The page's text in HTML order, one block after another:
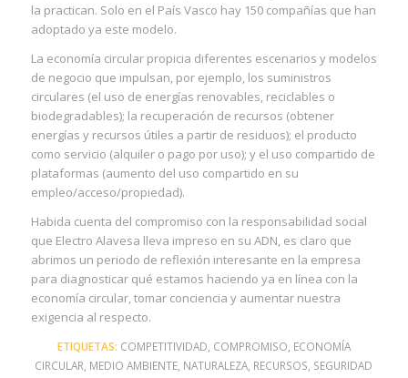
la practican. Solo en el País Vasco hay 150 compañías que han
adoptado ya este modelo.
La economía circular propicia diferentes escenarios y modelos
de negocio que impulsan, por ejemplo, los suministros
circulares (el uso de energías renovables, reciclables o
biodegradables); la recuperación de recursos (obtener
energías y recursos útiles a partir de residuos); el producto
como servicio (alquiler o pago por uso); y el uso compartido de
plataformas (aumento del uso compartido en su
empleo/acceso/propiedad).
Habida cuenta del compromiso con la responsabilidad social
que Electro Alavesa lleva impreso en su ADN, es claro que
abrimos un periodo de reflexión interesante en la empresa
para diagnosticar qué estamos haciendo ya en línea con la
economía circular, tomar conciencia y aumentar nuestra
exigencia al respecto.
ETIQUETAS: COMPETITIVIDAD COMPROMISO ECONOMÍA
CIRCULAR MEDIO AMBIENTE NATURALEZA RECURSOS SEGURIDAD